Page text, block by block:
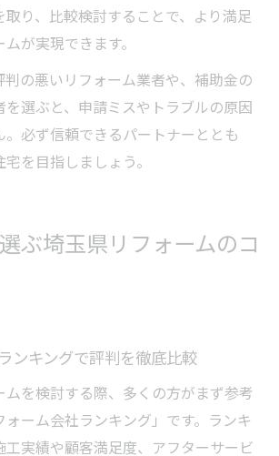
り、比較検討することで、より満足
が実現できます。
判の悪いリフォーム業者や、補助金の
を選ぶと、申請ミスやトラブルの原因
。必ず信頼できるパートナーととも
を目指しましょう。
ぶ埼玉県リフォームのコ
ンキングで評判を徹底比較
ムを検討する際、多くの方がまず参考
ォーム会社ランキング」です。ランキ
工実績や顧客満足度、アフターサービ